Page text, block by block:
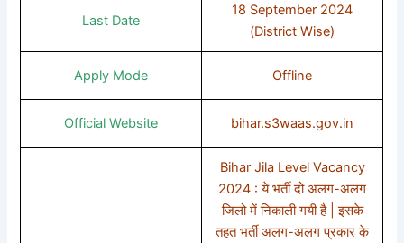
Last Date
18 September 2024
(District Wise)
Apply Mode Offline
Official Website bihar.s3waas.gov.in
Bihar Jila Level Vacancy
2024 : ये भर्ती दो अलग-अलग
जिलो में निकाली गयी है | इसके
तहत भर्ती अलग-अलग प्रकार के